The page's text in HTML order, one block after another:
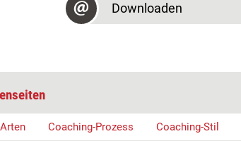
Downloaden
Coaching-Prozess Coaching-Stil